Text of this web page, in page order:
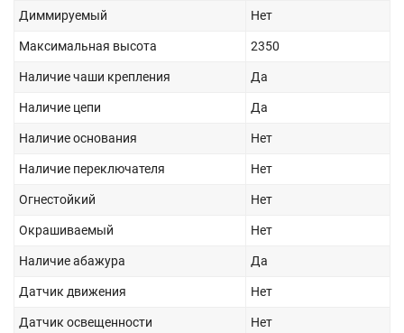
Диммируемый Нет
Максимальная высота 2350
Наличие чаши крепления Да
Наличие цепи Да
Наличие основания Нет
Наличие переключателя Нет
Огнестойкий Нет
Окрашиваемый Нет
Наличие абажура Да
Датчик движения Нет
Датчик освещенности Нет